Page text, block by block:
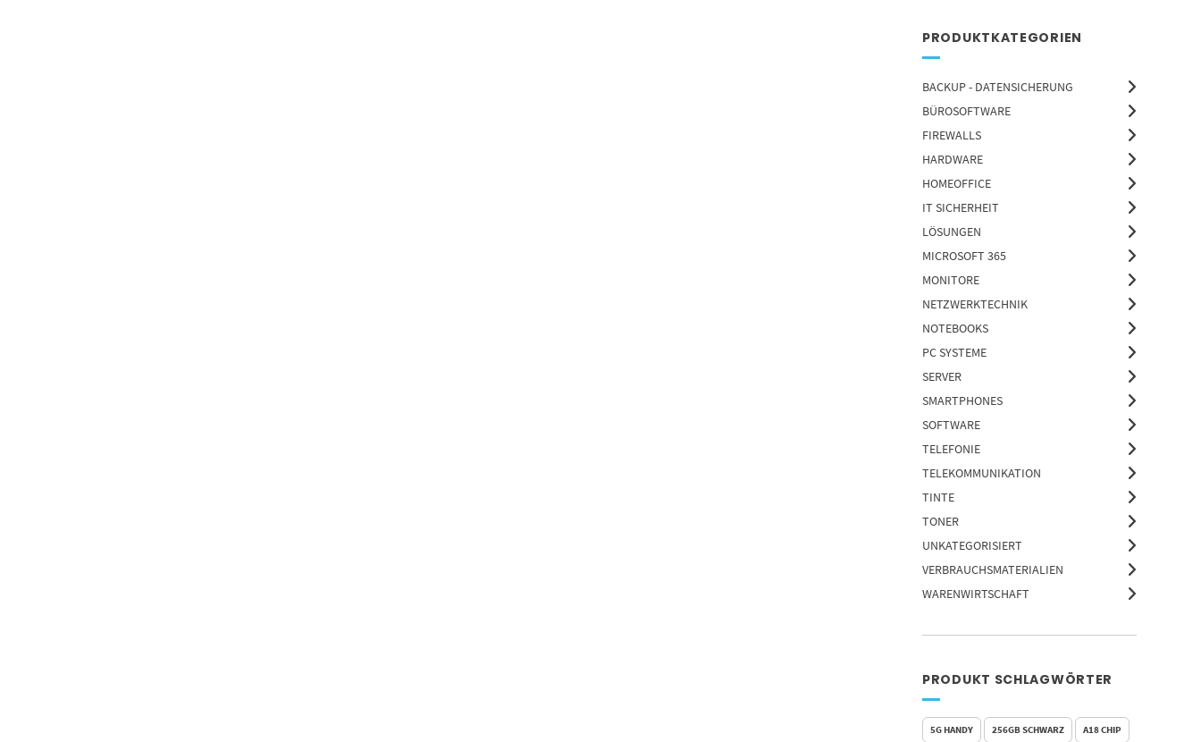
PRODUKTKATEGORIEN
BACKUP - DATENSICHERUNG
BÜROSOFTWARE
FIREWALLS
HARDWARE
HOMEOFFICE
IT SICHERHEIT
LÖSUNGEN
MICROSOFT 365
MONITORE
NETZWERKTECHNIK
NOTEBOOKS
PC SYSTEME
SERVER
SMARTPHONES
SOFTWARE
TELEFONIE
TELEKOMMUNIKATION
TINTE
TONER
UNKATEGORISIERT
VERBRAUCHSMATERIALIEN
WARENWIRTSCHAFT
PRODUKT SCHLAGWÖRTER
5G HANDY 256GB SCHWARZ A18 CHIP